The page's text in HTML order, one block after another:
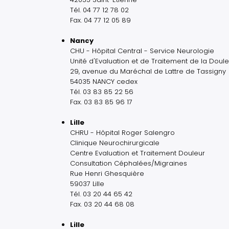
Tél. 04 77 12 78 02
Fax. 04 77 12 05 89
Nancy
CHU - Hôpital Central - Service Neurologie
Unité d'Evaluation et de Traitement de la
29, avenue du Maréchal de Lattre de Tassigny
54035 NANCY cedex
Tél. 03 83 85 22 56
Fax. 03 83 85 96 17
Lille
CHRU - Hôpital Roger Salengro
Clinique Neurochirurgicale
Centre Evaluation et Traitement Douleur
Consultation Céphalées/Migraines
Rue Henri Ghesquière
59037 Lille
Tél. 03 20 44 65 42
Fax. 03 20 44 68 08
Lille